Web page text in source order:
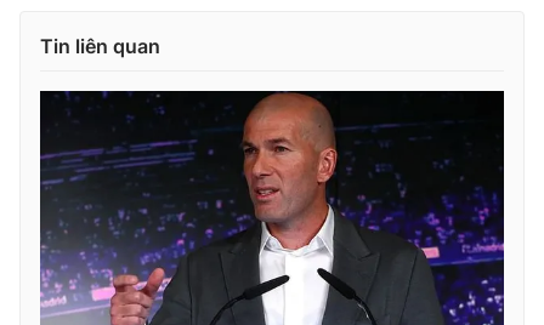
Tin liên quan